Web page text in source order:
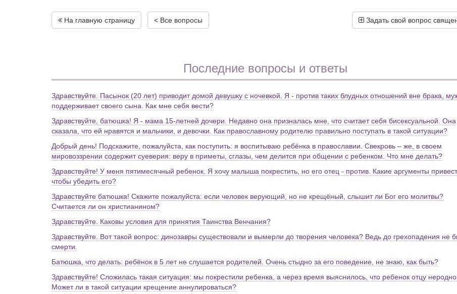
На главную страницу < Все вопросы Задать свой вопрос
Последние вопросы и ответы
Здравствуйте. Пасынок (20 лет) приводит домой девушку с ночевкой. Я - против таких блудных отношений вне брака,
поддерживает своего сына. Как мне себя вести?
Здравствуйте, батюшка! Я - мама 15-летней дочери. Недавно она призналась мне, что считает себя бисексуальной. Она
сказала, что ей нравятся и мальчики, и девочки. Как православному родителю правильно поступать в такой ситуации?
Добрый день! Подскажите, пожалуйста, как поступить: я воспитываю ребёнка в православии. Свекровь – же, в своем
мировоззрении содержит суеверия: веру в приметы, сглазы, чем делится при общении с ребенком. Что мне делать?
Здравствуйте! У меня пятимесячный ребенок. Я хочу малыша покрестить, но его отец - против. Какие аргументы
чтобы убедить его?
Здравствуйте батюшка! Скажите пожалуйста: если человек верующий, но не крещёный, слышит ли Бог его молитвы?
Считается ли он христианином?
Здравствуйте. Каковы условия для принятия Таинства Венчания?
Здравствуйте. Вот такой вопрос: динозавры существовали и вымерли до творения человека? Ведь до грехопадения не
смерти.
Батюшка, что делать: ребёнок в 5 лет не слушается родителей. Очень стыдно за его поведение, не знаю, как быть?
Здравствуйте! Сложилась такая ситуация: мы покрестили ребенка, а через время выяснилось, что ребенок отцу
Может ли в такой ситуации крещение аннулироваться?